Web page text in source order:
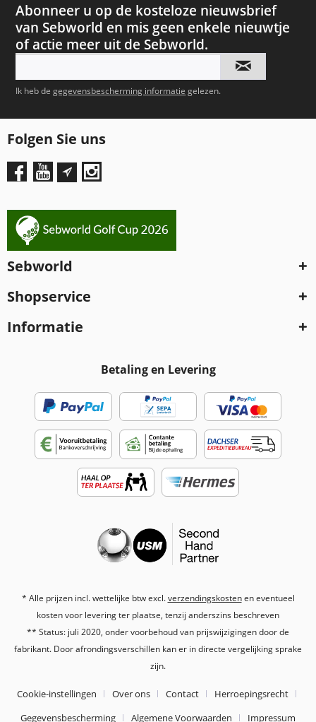
Abonneer u op de kosteloze nieuwsbrief
van Sebworld en mis geen enkele nieuwtje
of actie meer uit de Sebworld.
Ik heb degegevensbescherming informatie gelezen.
Folgen Sie uns
Sebworld
Shopservice
Informatie
Betaling en Levering
* Alle prijzen incl. wettelijke btw excl.verzendingskostenen eventueel
kosten voor levering ter plaatse, tenzij anderszins beschreven
** Status: juli 2020, onder voorbehoud van prijswijzigingen door de
fabrikant. Door afrondingsverschillen kan er in directe vergelijking sprake
zijn.
Cookie-instellingen Over ons Contact
Herroepingsrecht
Gegevensbescherming
Algemene Voorwaarden Impressum